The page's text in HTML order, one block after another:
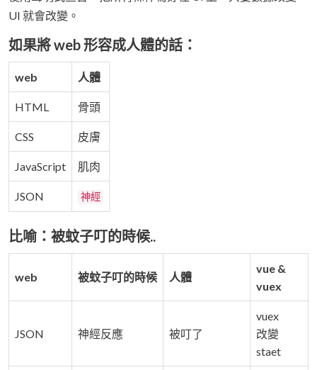
UI 就會改變。
如果將 web 形容成人體的話：
web 人體
HTML 骨頭
CSS 皮膚
JavaScript 肌肉
JSON 神經
比喻：被蚊子叮的時候..
web 被蚊子叮的時候 人體
vue &
vuex
JSON 神經反應 被叮了
vuex
改變
staet